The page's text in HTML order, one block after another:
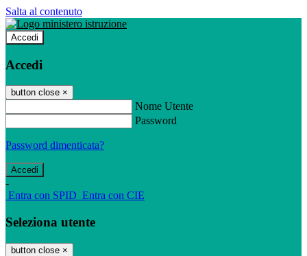
Salta al contenuto
Accedi
Accedi
button close ×
Nome Utente
Password
Password dimenticata?
-
Entra con SPID Entra con CIE
Seleziona utente
button close ×